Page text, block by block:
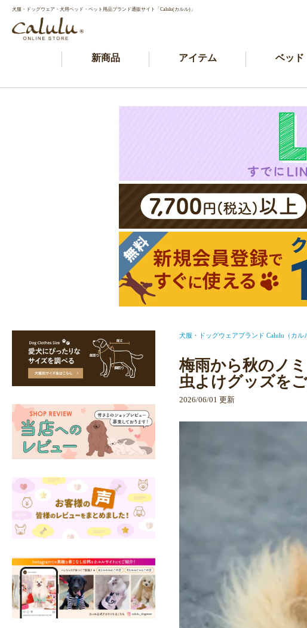
犬服・ドッグウェア・犬用ベッド・ペット用品ブランド通販サイト「Calulu(カルル)」
新商品 アイテム ベッド
犬服・ドッグウェアブランド Calulu（カル
梅雨から秋のノ
虫よけグッズをご
2026/06/01 更新